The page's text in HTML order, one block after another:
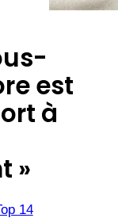
est
à
»
14